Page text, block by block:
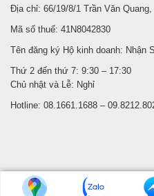
Địa chỉ: 66/19/8/1 Trần Văn
Mã số thuế: 41N8042830
Tên đăng ký Hộ kinh doanh: Nhận
Thứ 2 đến thứ 7: 9:30 – 17:30
Chủ nhật và Lễ: Nghỉ
Hotline: 08.1661.1688 –